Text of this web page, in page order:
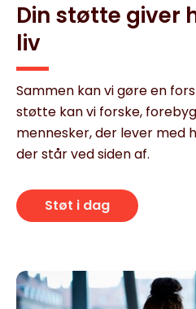
Din støtte giver
liv
Sammen kan vi gøre en
støtte kan vi forske,
mennesker, der lever med
der står ved siden af.
Støt i dag